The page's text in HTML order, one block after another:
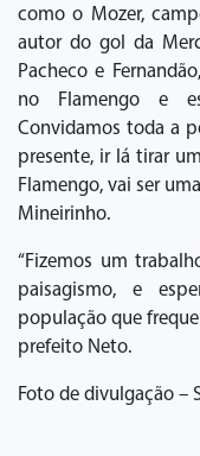
como o Mozer,
autor do gol da
Pacheco e
no Flamengo e
Convidamos toda a
presente, ir lá tirar
Flamengo, vai ser
Mineirinho.
“Fizemos um
paisagismo, e
população que
prefeito Neto.
Foto de divulgação –